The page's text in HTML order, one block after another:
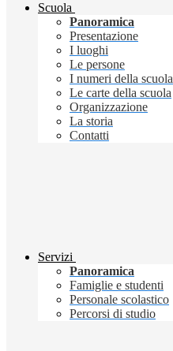
Scuola
Panoramica
Presentazione
I luoghi
Le persone
I numeri della scuola
Le carte della scuola
Organizzazione
La storia
Contatti
Servizi
Panoramica
Famiglie e studenti
Personale scolastico
Percorsi di studio